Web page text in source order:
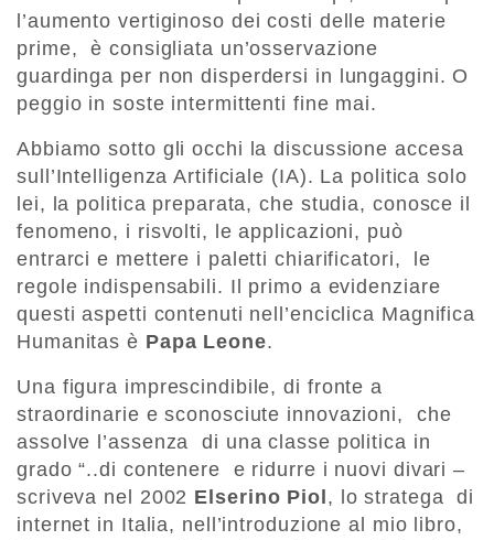
l’aumento vertiginoso dei costi delle materie
prime, è consigliata un’osservazione
guardinga per non disperdersi in lungaggini. O
peggio in soste intermittenti fine mai.
Abbiamo sotto gli occhi la discussione accesa
sull’Intelligenza Artificiale (IA). La politica solo
lei, la politica preparata, che studia, conosce il
fenomeno, i risvolti, le applicazioni, può
entrarci e mettere i paletti chiarificatori, le
regole indispensabili. Il primo a evidenziare
questi aspetti contenuti nell’enciclica Magnifica
Humanitas è Papa Leone.
Una figura imprescindibile, di fronte a
straordinarie e sconosciute innovazioni, che
assolve l’assenza di una classe politica in
grado “..di contenere e ridurre i nuovi divari –
scriveva nel 2002 Elserino Piol , lo stratega di
internet in Italia, nell’introduzione al mio libro,